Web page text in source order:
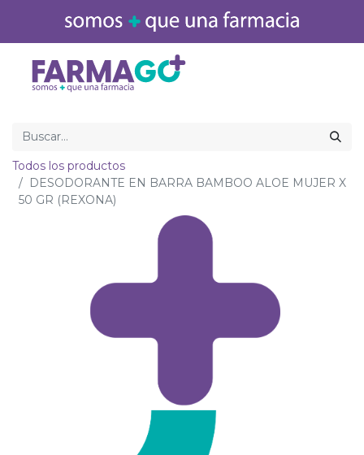
Todos los productos
DESODORANTE EN BARRA BAMBOO ALOE MUJER X
50 GR (REXONA)